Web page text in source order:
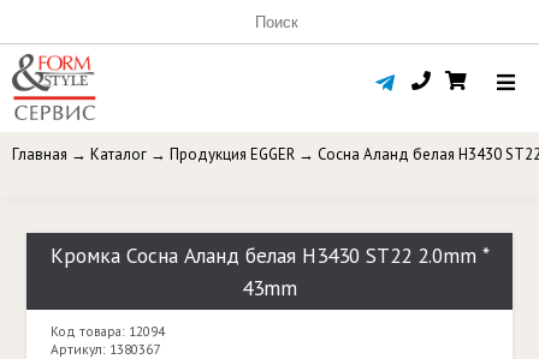
Главная → Каталог → Продукция EGGER → Сосна Аланд белая H3430
Кромка Сосна Аланд белая H3430 ST22 2.0mm *
43mm
Код товара: 12094
Артикул: 1380367